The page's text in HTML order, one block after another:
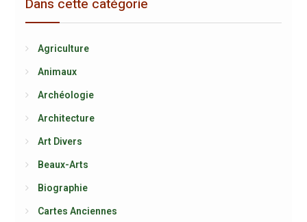
Dans cette catégorie
Agriculture
Animaux
Archéologie
Architecture
Art Divers
Beaux-Arts
Biographie
Cartes Anciennes